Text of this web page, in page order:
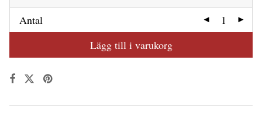
Antal
Lägg till i varukorg